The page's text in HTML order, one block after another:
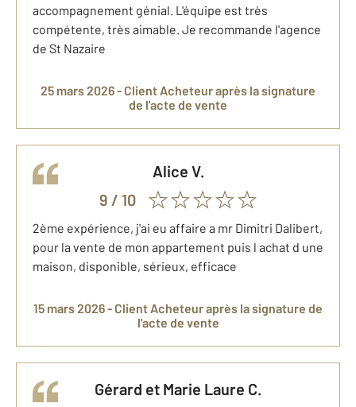
accompagnement génial. L'équipe est très
compétente, très aimable. Je recommande l'agence
de St Nazaire
25 mars 2026 - Client Acheteuraprès la signature
de l'acte de vente
Alice V.
9 / 10
2ème expérience, j'ai eu affaire a mr Dimitri Dalibert,
pour la vente de mon appartement puis l achat d une
maison, disponible, sérieux, efficace
15 mars 2026 - Client Acheteuraprès la signature de
l'acte de vente
Gérard et Marie Laure C.